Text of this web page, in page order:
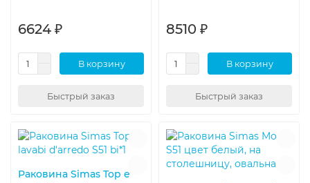
6624 ₽
В корзину
Быстрый заказ
8510 ₽
В корзину
Быстрый заказ
Раковина Simas Top e